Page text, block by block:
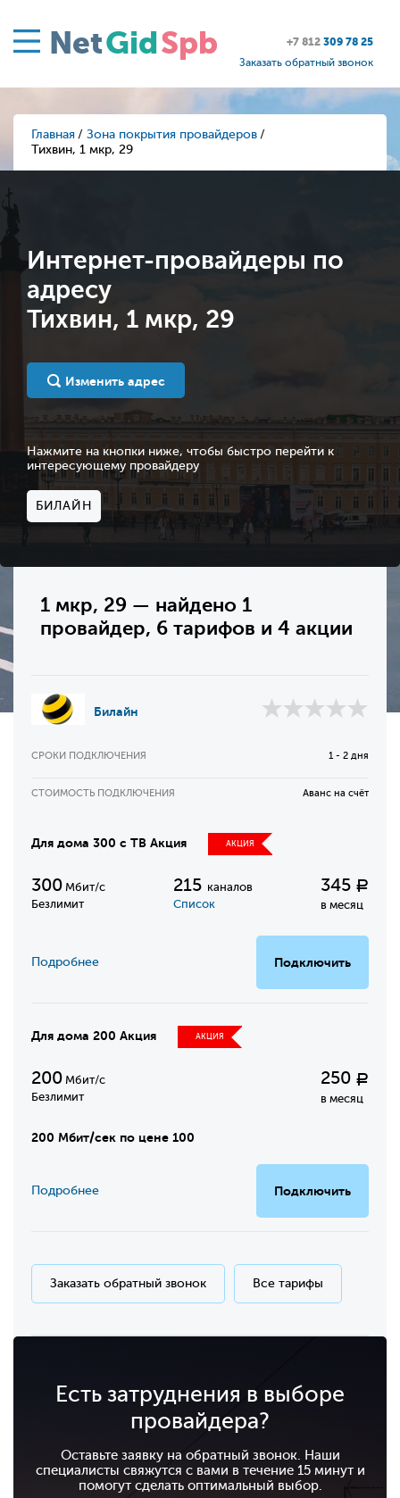
NetGidSpb +7 812 309 78 25
Заказать обратный звонок
Главная
Зона покрытия провайдеров
Тихвин, 1 мкр, 29
Интернет-провайдеры по
адресу
Тихвин, 1 мкр, 29
Изменить адрес
Нажмите на кнопки ниже, чтобы быстро перейти к
интересующему провайдеру
БИЛАЙН
1 мкр, 29 — найдено 1
провайдер, 6 тарифов и 4 акции
Билайн
СРОКИ ПОДКЛЮЧЕНИЯ 1 - 2 дня
СТОИМОСТЬ ПОДКЛЮЧЕНИЯ Аванс на счёт
Для дома 300 с ТВ Акция АКЦИЯ
300 Мбит/с
Безлимит
215 каналов
Список
345 Р
в месяц
Подключить
Подробнее
Для дома 200 Акция АКЦИЯ
200 Мбит/с
Безлимит
250 Р
в месяц
200 Мбит/сек по цене 100
Подключить
Подробнее
Заказать обратный звонок Все тарифы
Есть затруднения в выборе
провайдера?
Оставьте заявку на обратный звонок. Наши
специалисты свяжутся с вами в течение 15 минут и
помогут сделать оптимальный выбор.